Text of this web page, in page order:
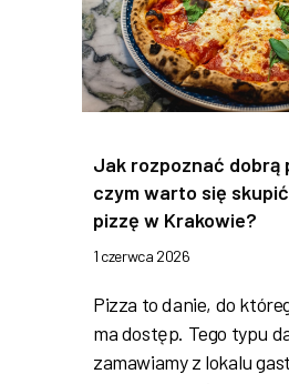
Jak rozpoznać dobrą
czym warto się
pizzę w Krakowie?
1 czerwca 2026
Pizza to danie, do
ma dostęp. Tego typu
zamawiamy z lokalu